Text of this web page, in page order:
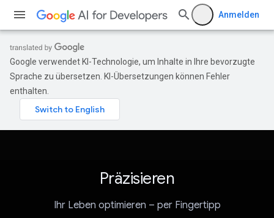
Anmelden
Google verwendet KI-Technologie, um Inhalte in Ihre bevorzugte
Sprache zu übersetzen. KI-Übersetzungen können Fehler
enthalten.
Präzisieren
Ihr Leben optimieren – per Fingertipp